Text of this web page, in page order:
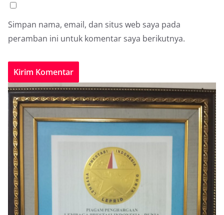
Simpan nama, email, dan situs web saya pada
peramban ini untuk komentar saya berikutnya.